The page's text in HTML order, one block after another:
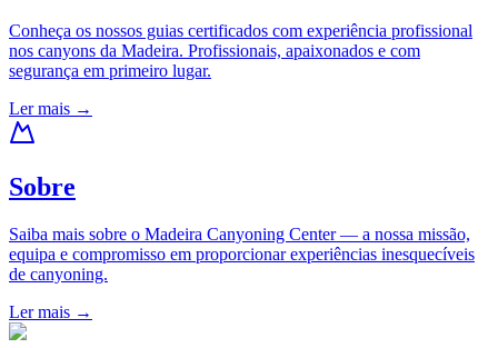
Conheça os nossos guias certificados com experiência profissional
nos canyons da Madeira. Profissionais, apaixonados e com
segurança em primeiro lugar.
Ler mais →
Sobre
Saiba mais sobre o Madeira Canyoning Center — a nossa missão,
equipa e compromisso em proporcionar experiências inesquecíveis
de canyoning.
Ler mais →